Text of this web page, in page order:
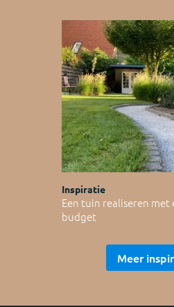
Inspiratie
Een tuin realiseren met
budget
Meer